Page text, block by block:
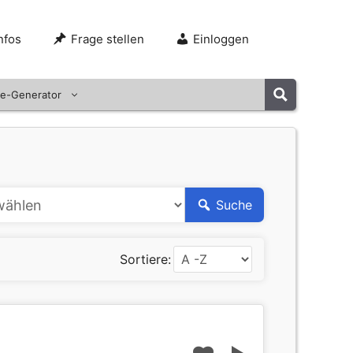
Frage stellen Einloggen
Generator
Suche
Sortiere: